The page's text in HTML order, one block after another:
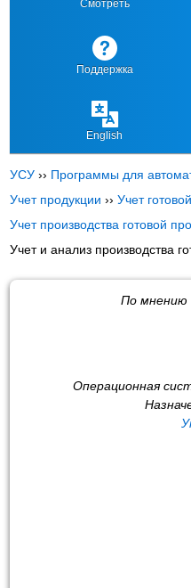
Смотреть
Поддержка
English
УСУ ›› Программы для
Учет продукции ››Учет
Учет производства готовой
Учет и анализ производства
По мнению
Операционная